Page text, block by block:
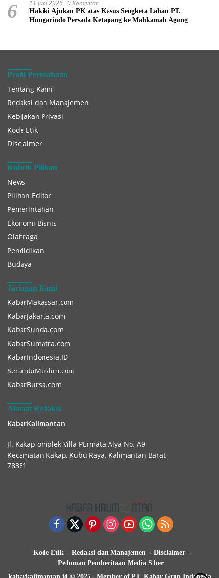
6 11 Juni 2026 0 Komentar
Hakiki Ajukan PK atas Kasus Sengketa Lahan PT.
Hungarindo Persada Ketapang ke Mahkamah Agung
Profil Perusahaan
Tentang Kami
Redaksi dan Manajemen
Kebijakan Privasi
Kode Etik
Disclaimer
Rubrik Pilihan
News
Pilihan Editor
Pemerintahan
Ekonomi Bisnis
Olahraga
Pendidikan
Budaya
Jaringan Kami
KabarMakassar.com
KabarJakarta.com
KabarSunda.com
KabarSumatra.com
KabarIndonesia.ID
SerambiMuslim.com
KabarBursa.com
Alamat Redaksi
KabarKalimantan
Jl. Kakap omplek Villa PErmata Alya No. A9
Kecamatan Kakap, Kubu Raya. Kalimantan Barat
78381
Kode Etik Redaksi dan Manajemen
Disclaimer
Pedoman Pemberitaan Media Siber
kabarkalimantan.id © 2025 - Member of PT. Kabar Grup Indonesia